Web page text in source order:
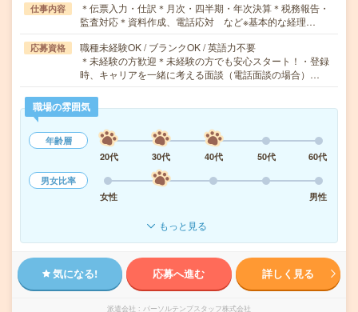
仕事内容
＊伝票入力・仕訳＊月次・四半期・年次決算＊税務報告・
監査対応＊資料作成、電話応対 など※基本的な経理…
応募資格
職種未経験OK / ブランクOK / 英語力不要
＊未経験の方歓迎＊未経験の方でも安心スタート！・登録
時、キャリアを一緒に考える面談（電話面談の場合）…
職場の雰囲気
年齢層
20代
30代 40代 50代
60代
男女比率
女性
男性
もっと見る
気になる! 応募へ進む 詳しく見る
派遣会社 パーソルテンプスタッフ株式会社